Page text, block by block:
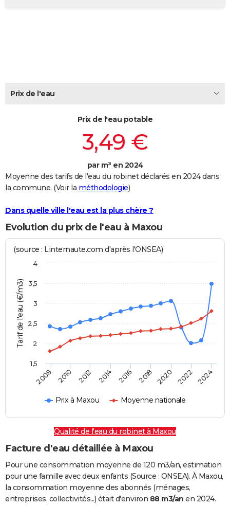
Carte de Noël
Carte Bonne année
Carte Saint-Valentin
Carte Pâques
Carte d'anniversaire
DICTIONNAIRE
FORUM
Prix de l'eau
Prix de l'eau potable
3,49 €
par m³ en 2024
Moyenne des tarifs de l'eau du robinet déclarés en 2024 dans
la commune. (Voir la méthodologie)
Dans quelle ville l'eau est la plus chère ?
Evolution du prix de l'eau à Maxou
Tarif de l'eau (€/m3)
(source : Linternaute.com d'après l'ONSEA)
Prix à Maxou Moyenne nationale
2008 2010 2012 2014 2016 2018 2020 2022 2024
1,5
2
2,5
3
3,5
4
Qualité de l'eau du robinet à Maxou
Facture d'eau détaillée à Maxou
Pour une consommation moyenne de 120 m3/an, estimation
pour une famille avec deux enfants (Source : ONSEA). À Maxou,
la consommation moyenne des abonnés (ménages,
entreprises, collectivités...) était d'environ 88 m3/an en 2024.